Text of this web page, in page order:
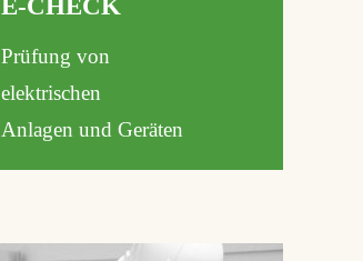
E-CHECK
Prüfung von
elektrischen
Anlagen und Geräten